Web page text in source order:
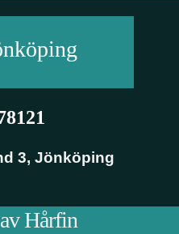
3, Jönköping
Hårfin